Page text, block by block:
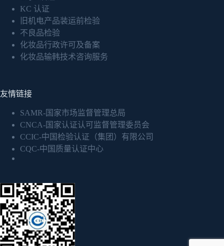
KC 认证
旧机电产品装运前检验
不良品检验
化妆品行政许可及备案
化妆品输韩技术咨询服务
友情链接
SAMR-国家市场监督管理总局
CNCA-国家认证认可监督管理委员会
CCIC-中国检验认证（集团）有限公司
CQC-中国质量认证中心